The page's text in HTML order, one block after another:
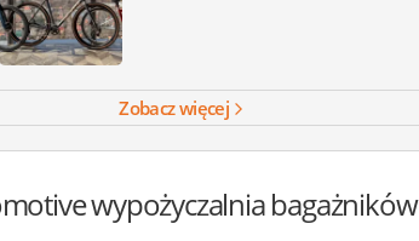
Zobacz więcej
wypożyczalnia bagażników